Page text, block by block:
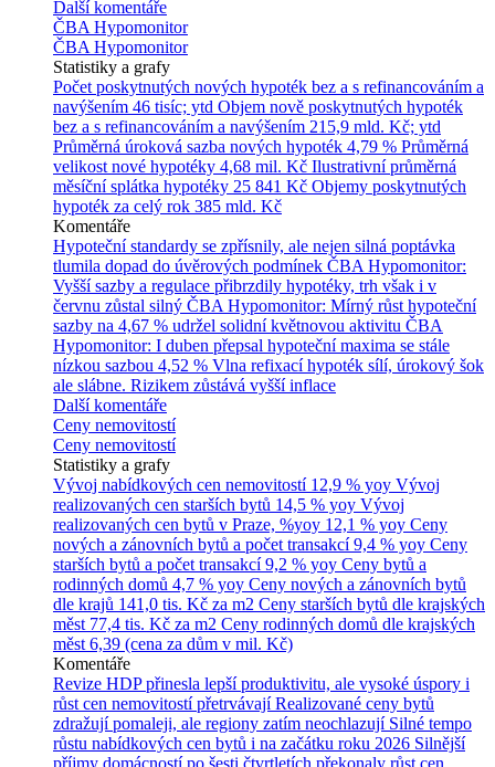
Další komentáře
ČBA Hypomonitor
ČBA Hypomonitor
Statistiky a grafy
Počet poskytnutých nových hypoték bez a s refinancováním a
navýšením 46 tisíc; ytd Objem nově poskytnutých hypoték
bez a s refinancováním a navýšením 215,9 mld. Kč; ytd
Průměrná úroková sazba nových hypoték 4,79 % Průměrná
velikost nové hypotéky 4,68 mil. Kč Ilustrativní průměrná
měsíční splátka hypotéky 25 841 Kč Objemy poskytnutých
hypoték za celý rok 385 mld. Kč
Komentáře
Hypoteční standardy se zpřísnily, ale nejen silná poptávka
tlumila dopad do úvěrových podmínek ČBA Hypomonitor:
Vyšší sazby a regulace přibrzdily hypotéky, trh však i v
červnu zůstal silný ČBA Hypomonitor: Mírný růst hypoteční
sazby na 4,67 % udržel solidní květnovou aktivitu ČBA
Hypomonitor: I duben přepsal hypoteční maxima se stále
nízkou sazbou 4,52 % Vlna refixací hypoték sílí, úrokový šok
ale slábne. Rizikem zůstává vyšší inflace
Další komentáře
Ceny nemovitostí
Ceny nemovitostí
Statistiky a grafy
Vývoj nabídkových cen nemovitostí 12,9 % yoy Vývoj
realizovaných cen starších bytů 14,5 % yoy Vývoj
realizovaných cen bytů v Praze, %yoy 12,1 % yoy Ceny
nových a zánovních bytů a počet transakcí 9,4 % yoy Ceny
starších bytů a počet transakcí 9,2 % yoy Ceny bytů a
rodinných domů 4,7 % yoy Ceny nových a zánovních bytů
dle krajů 141,0 tis. Kč za m2 Ceny starších bytů dle krajských
měst 77,4 tis. Kč za m2 Ceny rodinných domů dle krajských
měst 6,39 (cena za dům v mil. Kč)
Komentáře
Revize HDP přinesla lepší produktivitu, ale vysoké úspory i
růst cen nemovitostí přetrvávají Realizované ceny bytů
zdražují pomaleji, ale regiony zatím neochlazují Silné tempo
růstu nabídkových cen bytů i na začátku roku 2026 Silnější
příjmy domácností po šesti čtvrtletích překonaly růst cen